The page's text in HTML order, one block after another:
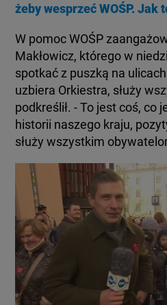
żeby wesprzeć WOŚP. Jak
W pomoc WOŚP
Makłowicz, którego w
spotkać z puszką na
uzbiera Orkiestra, służy
podkreślił. - To jest coś, co
historii naszego kraju,
służy wszystkim